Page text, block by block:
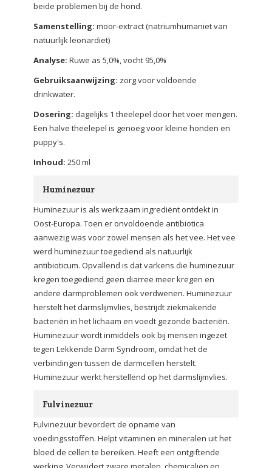
beide problemen bij de hond.
Samenstelling: moor-extract (natriumhumaniet van
natuurlijk leonardiet)
Analyse: Ruwe as 5,0%, vocht 95,0%
Gebruiksaanwijzing: zorg voor voldoende
drinkwater.
Dosering: dagelijks 1 theelepel door het voer mengen.
Een halve theelepel is genoeg voor kleine honden en
puppy's.
Inhoud: 250 ml
Huminezuur
Huminezuur is als werkzaam ingrediënt ontdekt in
Oost-Europa. Toen er onvoldoende antibiotica
aanwezig was voor zowel mensen als het vee. Het vee
werd huminezuur toegediend als natuurlijk
antibioticum. Opvallend is dat varkens die huminezuur
kregen toegediend geen diarree meer kregen en
andere darmproblemen ook verdwenen. Huminezuur
herstelt het darmslijmvlies, bestrijdt ziekmakende
bacteriën in het lichaam en voedt gezonde bacteriën.
Huminezuur wordt inmiddels ook bij mensen ingezet
tegen Lekkende Darm Syndroom, omdat het de
verbindingen tussen de darmcellen herstelt.
Huminezuur werkt herstellend op het darmslijmvlies.
Fulvinezuur
Fulvinezuur bevordert de opname van
voedingsstoffen. Helpt vitaminen en mineralen uit het
bloed de cellen te bereiken. Heeft een ontgiftende